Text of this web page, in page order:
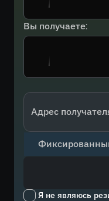
Вы получаете:
Адрес
Я не являюсь